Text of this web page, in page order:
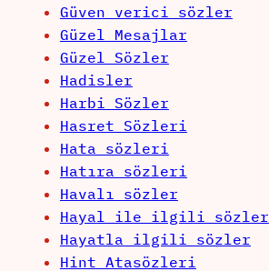
Güven verici sözler
Güzel Mesajlar
Güzel Sözler
Hadisler
Harbi Sözler
Hasret Sözleri
Hata sözleri
Hatıra sözleri
Havalı sözler
Hayal ile ilgili sözler
Hayatla ilgili sözler
Hint Atasözleri